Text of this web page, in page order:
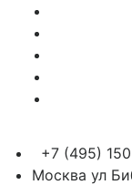
+7 (495)
Москва ул